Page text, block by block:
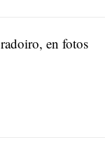
en fotos